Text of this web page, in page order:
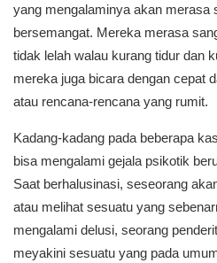
yang mengalaminya akan merasa
bersemangat. Mereka merasa
tidak lelah walau kurang tidur dan
mereka juga bicara dengan cepat
atau rencana-rencana yang rumit.
Kadang-kadang pada beberapa
bisa mengalami gejala psikotik
Saat berhalusinasi, seseorang
atau melihat sesuatu yang
mengalami delusi, seorang
meyakini sesuatu yang pada